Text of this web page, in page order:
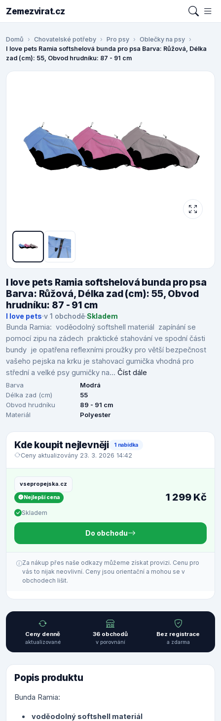
Zemezvirat.cz
Domů Chovatelské potřeby Pro psy
Oblečky na psy
I love pets Ramia softshelová bunda pro psa Barva: Růžová, Délka
zad (cm): 55, Obvod hrudníku: 87 - 91 cm
I love pets Ramia softshelová bunda pro psa
Barva: Růžová, Délka zad (cm): 55, Obvod
hrudníku: 87 - 91 cm
I love pets·v 1 obchodě·Skladem
Bunda Ramia: voděodolný softshell materiál zapínání se
pomocí zipu na zádech praktické stahování ve spodní části
bundy je opatřena reflexními proužky pro větší bezpečnost
vašeho pejska na krku je stahovací gumička vhodná pro
střední a velké psy gumičky na... Číst dále
Barva
Modrá
Délka zad (cm)
55
Obvod hrudníku
89 - 91 cm
Materiál
Polyester
Kde koupit nejlevněji 1 nabídka
Ceny aktualizovány 23. 3. 2026 14:42
vsepropejska.cz
Nejlepší cena
Skladem
1 299 Kč
Do obchodu
Za nákup přes naše odkazy můžeme získat provizi. Cenu pro
vás to nijak neovlivní. Ceny jsou orientační a mohou se v
obchodech lišit.
Ceny denně
aktualizované
36 obchodů
v porovnání
Bez registrace
a zdarma
Popis produktu
Bunda Ramia:
voděodolný softshell materiál